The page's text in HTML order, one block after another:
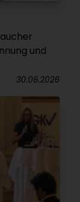
und
30.06.2026